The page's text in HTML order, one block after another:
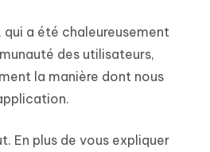
a été chaleureusement
des utilisateurs,
la manière dont nous
En plus de vous expliquer